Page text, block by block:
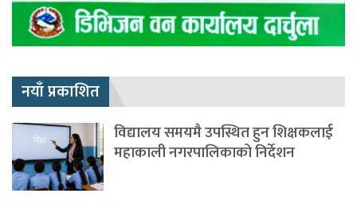
नयाँ प्रकाशित
विद्यालय समयमै उपस्थित हुन शिक्षकलाई
महाकाली नगरपालिकाको निर्देशन